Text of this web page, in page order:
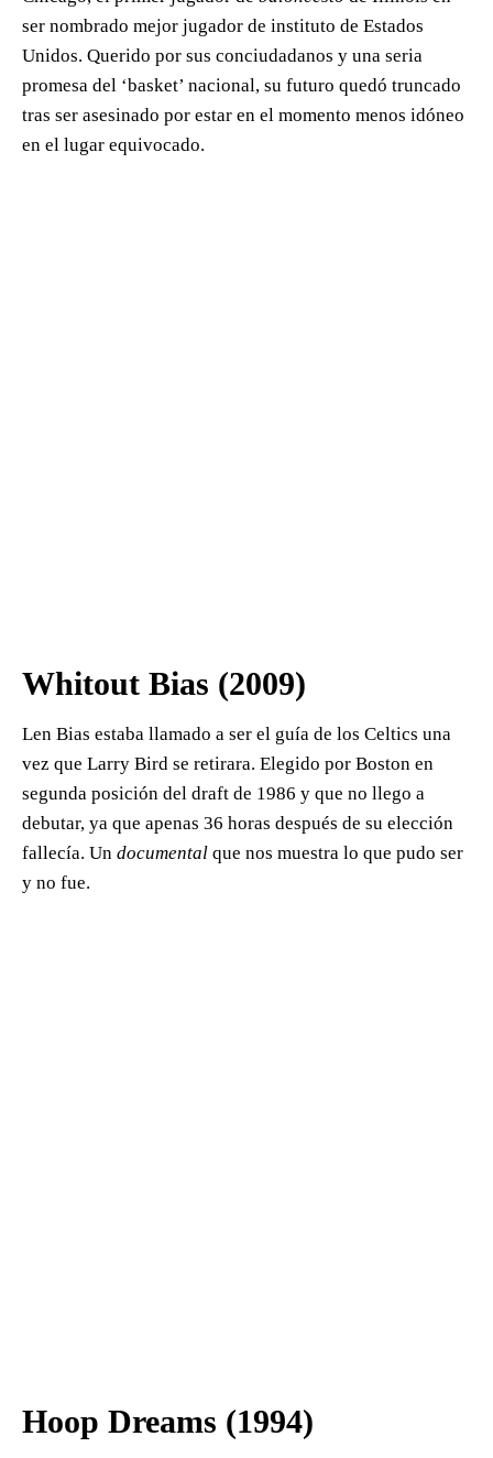
ser nombrado mejor jugador de instituto de Estados
Unidos. Querido por sus conciudadanos y una seria
promesa del ‘basket’ nacional, su futuro quedó truncado
tras ser asesinado por estar en el momento menos idóneo
en el lugar equivocado.
Whitout Bias (2009)
Len Bias estaba llamado a ser el guía de los Celtics una
vez que Larry Bird se retirara. Elegido por Boston en
segunda posición del draft de 1986 y que no llego a
debutar, ya que apenas 36 horas después de su elección
fallecía. Un documental que nos muestra lo que pudo ser
y no fue.
Hoop Dreams (1994)